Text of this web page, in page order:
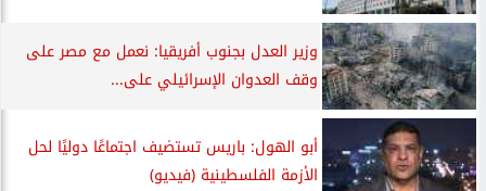
وزير العدل بجنوب أفريقيا: نعمل مع مصر على
وقف العدوان الإسرائيلي على...
أبو الهول: باريس تستضيف اجتماعًا دوليًا لحل
الأزمة الفلسطينية (فيديو)